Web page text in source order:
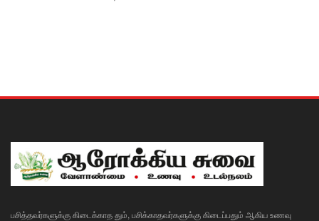
பசித்தவர்களுக்கு கிடைக்காத தும், பசிக்காதவர்களுக்கு கிடைப்பதும் ஆகிய உணவு